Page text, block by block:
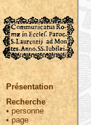
Présentation
Recherche
• personne
•page